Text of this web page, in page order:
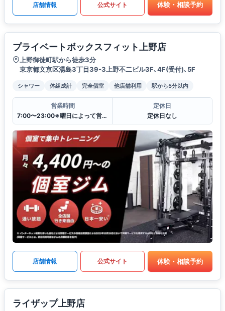
店舗情報 公式サイト 体験・相談予約
プライベートボックスフィット上野店
上野御徒町駅から徒歩3分
東京都文京区湯島3丁目39-3上野不二ビル3F､4F(受付)､5F
シャワー 体組成計 完全個室 他店舗利用 駅から5分以内
営業時間
7:00〜23:00※曜日によって営業時間が異なる場合がございます. 詳細はお電話でお問合せください.
定休日
定休日なし
店舗情報 公式サイト 体験・相談予約
ライザップ上野店